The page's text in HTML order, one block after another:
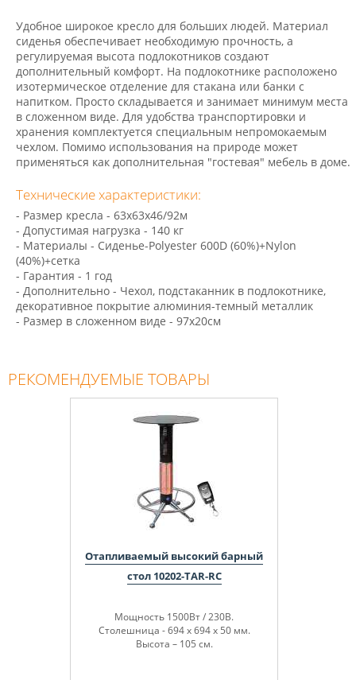
Удобное широкое кресло для больших людей. Материал
сиденья обеспечивает необходимую прочность, а
регулируемая высота подлокотников создают
дополнительный комфорт. На подлокотнике расположено
изотермическое отделение для стакана или банки с
напитком. Просто складывается и занимает минимум места
в сложенном виде. Для удобства транспортировки и
хранения комплектуется специальным непромокаемым
чехлом. Помимо использования на природе может
применяться как дополнительная "гостевая" мебель в доме.
Технические характеристики:
- Размер кресла - 63х63х46/92м
- Допустимая нагрузка - 140 кг
- Материалы - Сиденье-Polyester 600D (60%)+Nylon
(40%)+сетка
- Гарантия - 1 год
- Дополнительно - Чехол, подстаканник в подлокотнике,
декоративное покрытие алюминия-темный металлик
- Размер в сложенном виде - 97х20см
РЕКОМЕНДУЕМЫЕ ТОВАРЫ
Отапливаемый высокий барный
стол 10202-TAR-RC
Мощность 1500Вт / 230В.
Столешница - 694 х 694 х 50 мм.
Высота – 105 см.